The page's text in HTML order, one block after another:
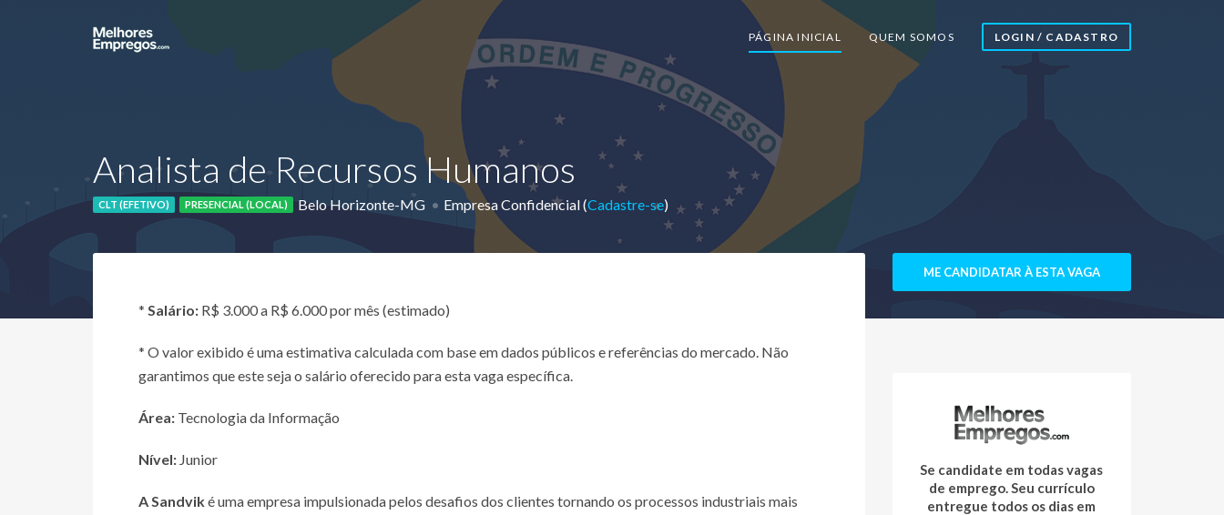
PÁGINA INICIAL QUEM SOMOS LOGIN / CADASTRO
Analista de Recursos Humanos
CLT (EFETIVO) PRESENCIAL (LOCAL) Belo Horizonte-MG Empresa Confidencial (Cadastre-se)
* Salário: R$ 3.000 a R$ 6.000 por mês (estimado)
* O valor exibido é uma estimativa calculada com base em dados públicos e referências do mercado. Não
garantimos que este seja o salário oferecido para esta vaga específica.
Área: Tecnologia da Informação
Nível: Junior
A Sandviké uma empresa impulsionada pelos desafios dos clientes tornando os processos industriais mais
ME CANDIDATAR À ESTA VAGA
Se candidate em todas vagas
de emprego. Seu currículo
entregue todos os dias em